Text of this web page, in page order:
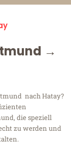
→
nach Hatay?
die speziell
zu werden und